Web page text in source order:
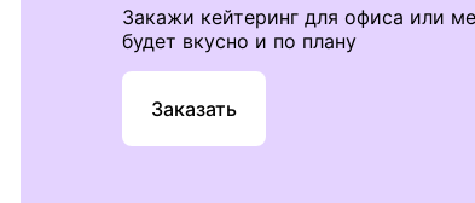
Закажи кейтеринг для офиса или
будет вкусно и по плану
Заказать